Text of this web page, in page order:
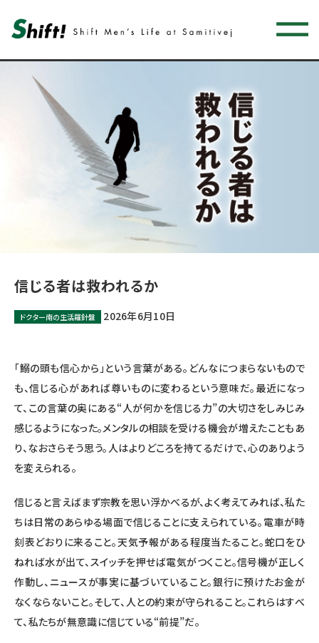
信じる者は救われるか
ドクター南の生活羅針盤 2026年6月10日
「鰯の頭も信心から」という言葉がある。どんなにつまらないもので
も、信じる心があれば尊いものに変わるという意味だ。最近になっ
て、この言葉の奥にある“人が何かを信じる力”の大切さをしみじみ
感じるようになった。メンタルの相談を受ける機会が増えたこともあ
り、なおさらそう思う。人はよりどころを持てるだけで、心のありよう
を変えられる。
信じると言えばまず宗教を思い浮かべるが、よく考えてみれば、私た
ちは日常のあらゆる場面で信じることに支えられている。電車が時
刻表どおりに来ること。天気予報がある程度当たること。蛇口をひ
ねれば水が出て、スイッチを押せば電気がつくこと。信号機が正しく
作動し、ニュースが事実に基づいていること。銀行に預けたお金が
なくならないこと。そして、人との約束が守られること。これらはすべ
て、私たちが無意識に信じている“前提”だ。